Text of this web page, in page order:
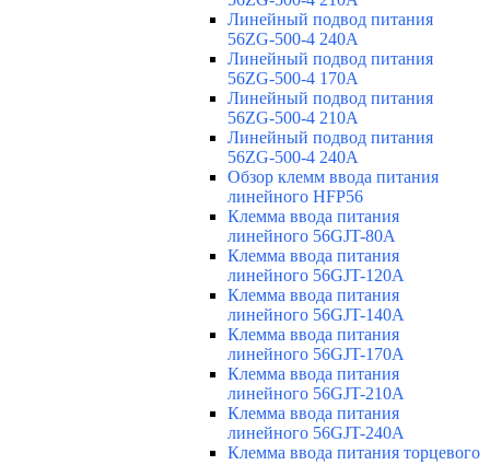
Линейный подвод питания
56ZG-500-4 240A
Линейный подвод питания
56ZG-500-4 170A
Линейный подвод питания
56ZG-500-4 210A
Линейный подвод питания
56ZG-500-4 240A
Обзор клемм ввода питания
линейного HFP56
Клемма ввода питания
линейного 56GJT-80A
Клемма ввода питания
линейного 56GJT-120A
Клемма ввода питания
линейного 56GJT-140A
Клемма ввода питания
линейного 56GJT-170A
Клемма ввода питания
линейного 56GJT-210A
Клемма ввода питания
линейного 56GJT-240A
Клемма ввода питания торцевого